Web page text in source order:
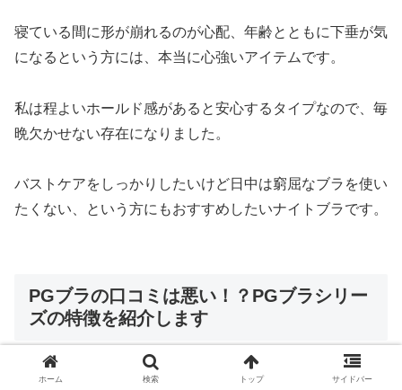
寝ている間に形が崩れるのが心配、年齢とともに下垂が気
になるという方には、本当に心強いアイテムです。
私は程よいホールド感があると安心するタイプなので、毎
晩欠かせない存在になりました。
バストケアをしっかりしたいけど日中は窮屈なブラを使い
たくない、という方にもおすすめしたいナイトブラです。
PGブラの口コミは悪い！？PGブラシリー
ズの特徴を紹介します
PGブラには、複数のシリーズが展開されており、それぞ
ホーム 検索 トップ サイドバー